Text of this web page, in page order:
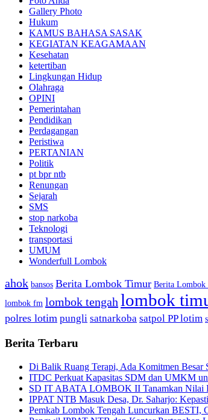
Gallery Photo
Hukum
KAMUS BAHASA SASAK
KEGIATAN KEAGAMAAN
Kesehatan
ketertiban
Lingkungan Hidup
Olahraga
OPINI
Pemerintahan
Pendidikan
Perdagangan
Peristiwa
PERTANIAN
Politik
pt bpr ntb
Renungan
Sejarah
SMS
stop narkoba
Teknologi
transportasi
UMUM
Wonderfull Lombok
ahok bansos Berita Lombok Timur Berita Lombok
lombok fm lombok tengah lombok
polres lotim pungli satnarkoba satpol PP lotim
Berita Terbaru
Di Balik Ruang Terapi, Ada Komitmen
ITDC Perkuat Kapasitas SDM dan UMKM
SD IT ABATA LOMBOK II Tanamkan Nilai
IPPAT NTB Masuk Desa, Dr. Saharjo:
Pemkab Lombok Tengah Luncurkan BESTI,